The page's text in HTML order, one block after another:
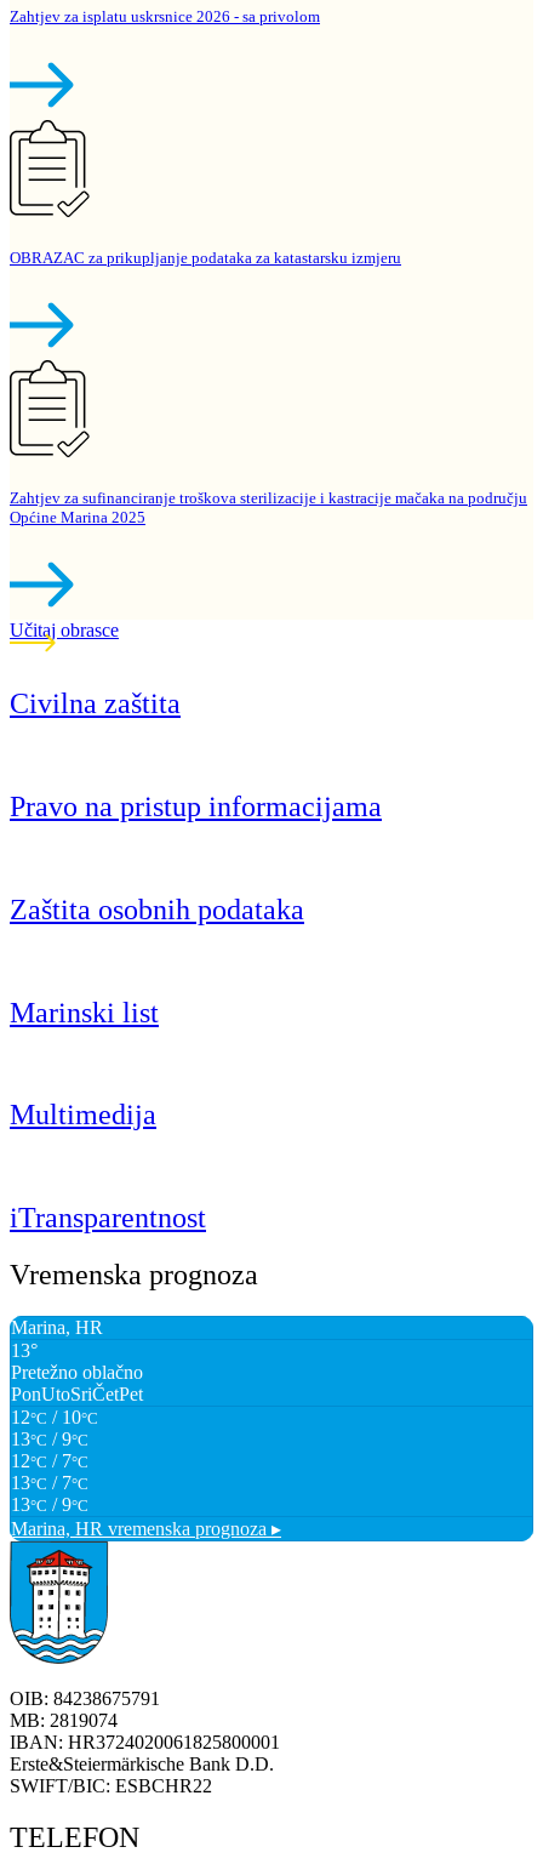
Zahtjev za isplatu uskrsnice 2026 - sa privolom
OBRAZAC za prikupljanje podataka za katastarsku izmjeru
Zahtjev za sufinanciranje troškova sterilizacije i kastracije mačaka na području
Općine Marina 2025
Učitaj obrasce
Civilna zaštita
Pravo na pristup informacijama
Zaštita osobnih podataka
Marinski list
Multimedija
iTransparentnost
Vremenska prognoza
Marina, HR
13°
Pretežno oblačno
PonUtoSriČetPet
12°C / 10°C
13°C / 9°C
12°C / 7°C
13°C / 7°C
13°C / 9°C
Marina, HR vremenska prognoza ▸
OIB: 84238675791
MB: 2819074
IBAN: HR3724020061825800001
Erste&Steiermärkische Bank D.D.
SWIFT/BIC: ESBCHR22
TELEFON